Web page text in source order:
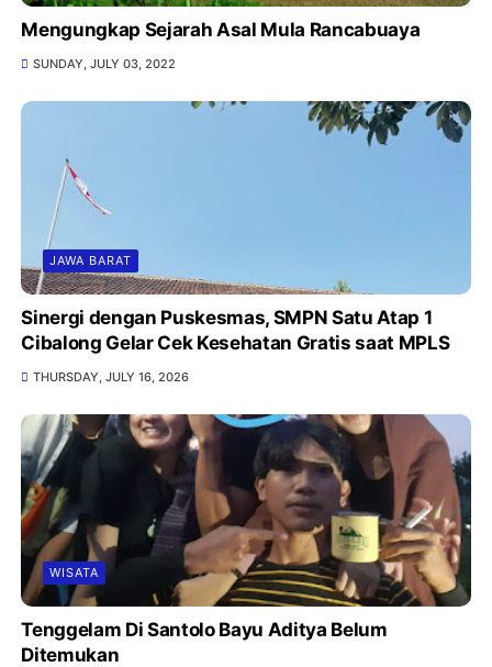
Mengungkap Sejarah Asal Mula Rancabuaya
SUNDAY, JULY 03, 2022
JAWA BARAT
Sinergi dengan Puskesmas, SMPN Satu Atap 1
Cibalong Gelar Cek Kesehatan Gratis saat MPLS
THURSDAY, JULY 16, 2026
WISATA
Tenggelam Di Santolo Bayu Aditya Belum
Ditemukan